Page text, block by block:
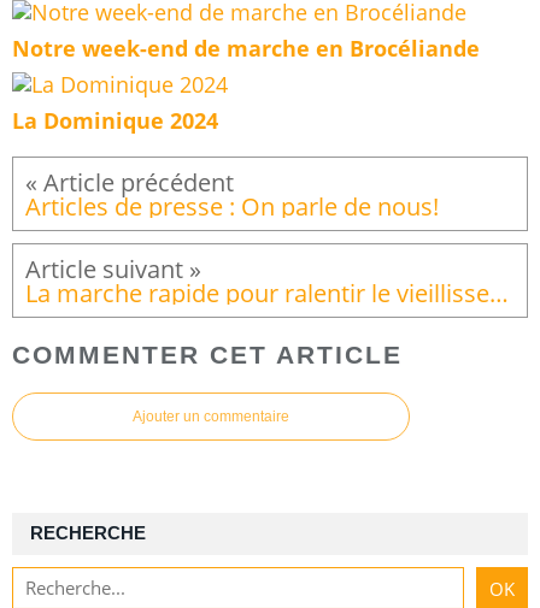
Notre week-end de marche en Brocéliande
La Dominique 2024
Articles de presse : On parle de nous!
La marche rapide pour ralentir le vieillissement et limiter les cancers. Article de presse
COMMENTER CET ARTICLE
Ajouter un commentaire
RECHERCHE